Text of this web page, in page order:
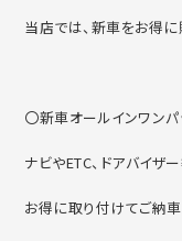
当店では、新車をお得に
〇新車オールインワンパ
ナビやETC、ドアバイザ
お得に取り付けてご納